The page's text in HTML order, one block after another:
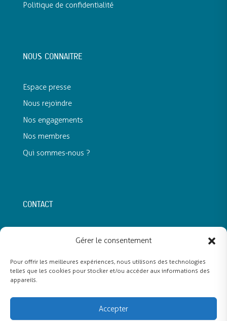
Gérer le consentement
Pour offrir les meilleures expériences, nous utilisons des technologies
telles que les cookies pour stocker et/ou accéder aux informations des
appareils.
Accepter
Politique de confidentialité
NOUS CONNAITRE
Espace presse
Nous rejoindre
Nos engagements
Nos membres
Qui sommes-nous ?
CONTACT
Délégué Général
140 bis Rue de Rennes
75006 Paris